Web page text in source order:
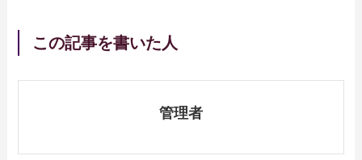
この記事を書いた人
管理者